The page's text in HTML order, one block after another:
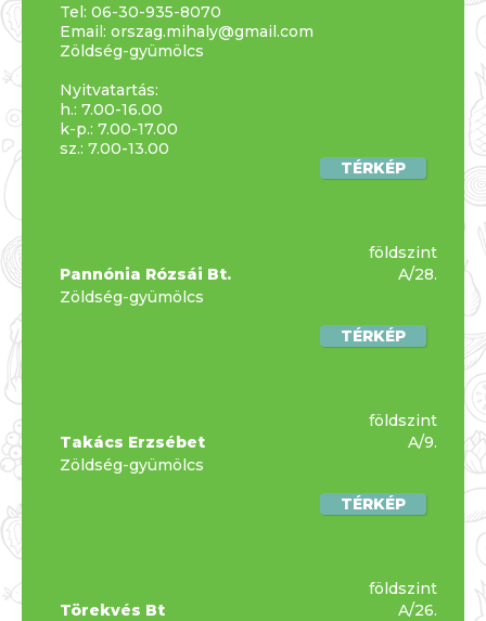
Tel: 06-30-935-8070
Email: orszag.mihaly@gmail.com
Zöldség-gyümölcs
Nyitvatartás:
h.: 7.00-16.00
k-p.: 7.00-17.00
sz.: 7.00-13.00
TÉRKÉP
Pannónia Rózsái Bt.
Zöldség-gyümölcs
TÉRKÉP
földszint
A/28.
Takács Erzsébet
Zöldség-gyümölcs
TÉRKÉP
földszint
A/9.
Törekvés Bt
földszint
A/26.